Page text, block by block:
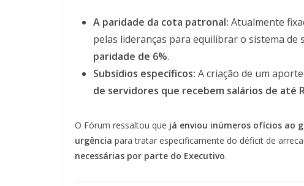
A paridade da cota patronal: Atualmente
pelas lideranças para equilibrar o sistema de
paridade de 6%.
Subsídios específicos: A criação de um
de servidores que recebem salários de até
O Fórum ressaltou que já enviou inúmeros ofícios ao
urgência para tratar especificamente do déficit de
necessárias por parte do Executivo.